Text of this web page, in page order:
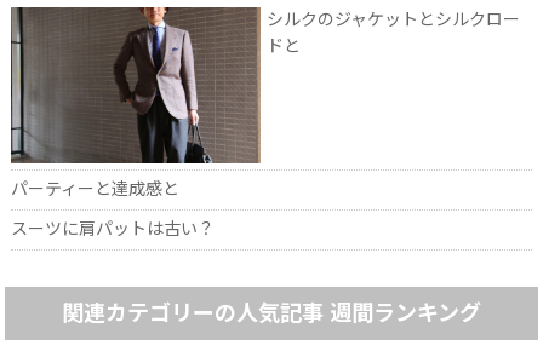
シルクのジャケットとシルクロー
ドと
パーティーと達成感と
スーツに肩パットは古い？
関連カテゴリーの人気記事 週間ランキング